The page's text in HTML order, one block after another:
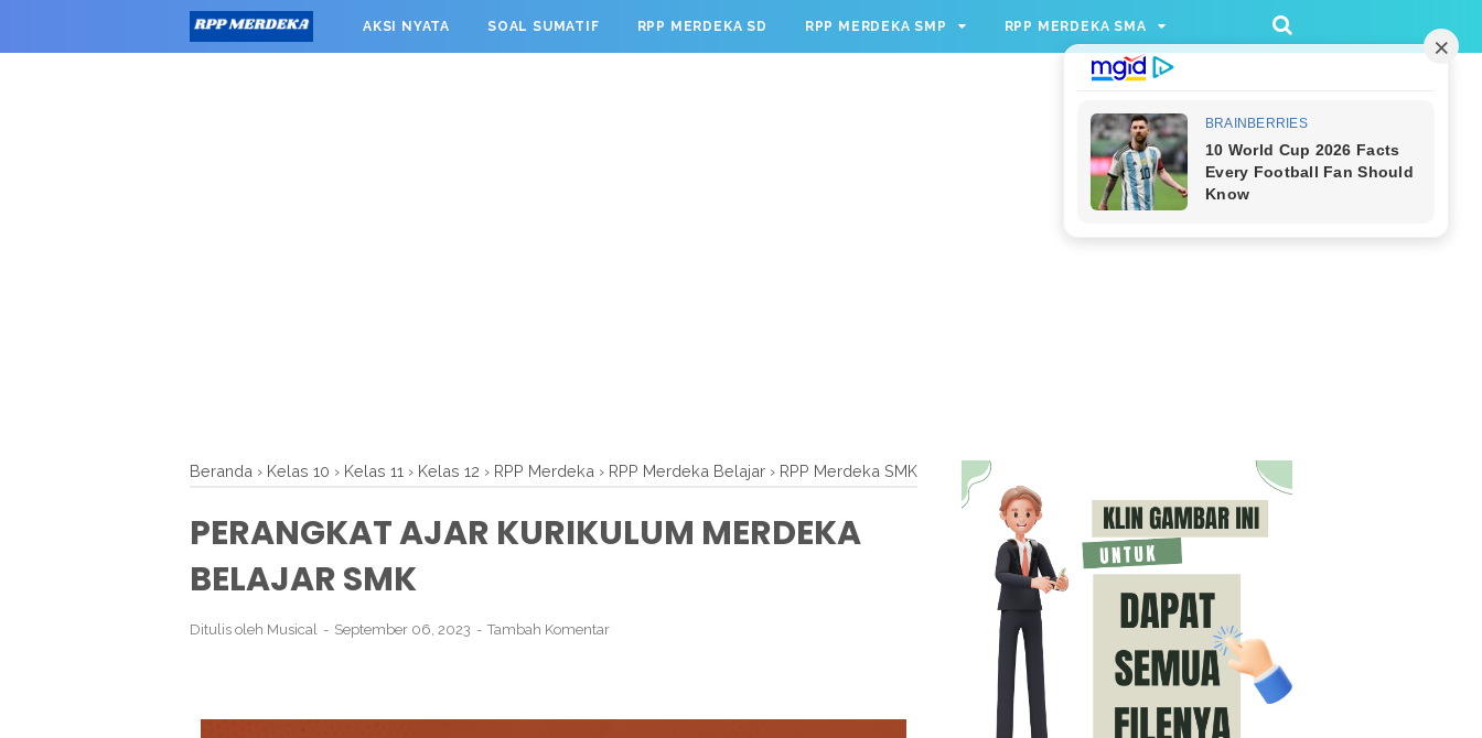
window.googletag = window.googletag || {cmd: []}; googletag.cmd.push(function() { googletag.defineSlot('/23209888932/rppmer', [336, 280], 'div-gpt-ad-1733174991559-
0').addService(googletag.pubads()); googletag.pubads().enableSingleRequest(); googletag.enableServices(); });
AKSI NYATA SOAL SUMATIF RPP MERDEKA SD RPP MERDEKA SMP RPP MERDEKA SMA
Beranda › Kelas 10 › Kelas 11 › Kelas 12 › RPP Merdeka › RPP Merdeka Belajar › RPP Merdeka SMK
PERANGKAT AJAR KURIKULUM MERDEKA
BELAJAR SMK
Ditulis oleh Musical September 06, 2023 Tambah Komentar